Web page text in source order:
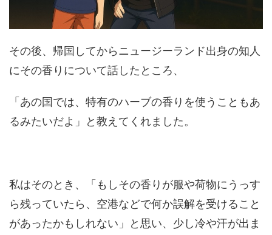
その後、帰国してからニュージーランド出身の知人
にその香りについて話したところ、
「あの国では、特有のハーブの香りを使うこともあ
るみたいだよ」と教えてくれました。
私はそのとき、「もしその香りが服や荷物にうっす
ら残っていたら、空港などで何か誤解を受けること
があったかもしれない」と思い、少し冷や汗が出ま